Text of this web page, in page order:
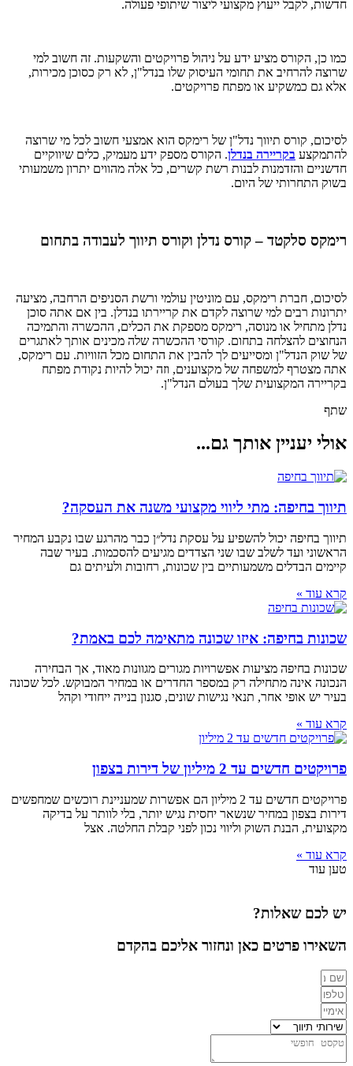
חדשות, לקבל ייעוץ מקצועי ליצור שיתופי פעולה.
כמו כן, הקורס מציע ידע על ניהול פרויקטים והשקעות. זה חשוב למי
שרוצה להרחיב את תחומי העיסוק שלו בנדל"ן, לא רק כסוכן מכירות,
אלא גם כמשקיע או מפתח פרויקטים.
לסיכום, קורס תיווך נדל"ן של רימקס הוא אמצעי חשוב לכל מי שרוצה
להתמקצע בקריירה בנדלן. הקורס מספק ידע מעמיק, כלים שיווקיים
חדשניים והזדמנות לבנות רשת קשרים, כל אלה מהווים יתרון משמעותי
בשוק התחרותי של היום.
רימקס סלקטד – קורס נדלן וקורס תיווך לעבודה בתחום
לסיכום, חברת רימקס, עם מוניטין עולמי ורשת הסניפים הרחבה, מציעה
יתרונות רבים למי שרוצה לקדם את קריירתו בנדלן. בין אם אתה סוכן
נדלן מתחיל או מנוסה, רימקס מספקת את הכלים, ההכשרה והתמיכה
הנחוצים להצלחה בתחום. קורסי ההכשרה שלה מכינים אותך לאתגרים
של שוק הנדל"ן ומסייעים לך להבין את התחום מכל הזוויות. עם רימקס,
אתה מצטרף למשפחה של מקצוענים, וזה יכול להיות נקודת מפתח
בקריירה המקצועית שלך בעולם הנדל"ן.
שתף
אולי יעניין אותך גם...
תיווך בחיפה: מתי ליווי מקצועי משנה את העסקה?
תיווך בחיפה יכול להשפיע על עסקת נדל״ן כבר מהרגע שבו נקבע המחיר
הראשוני ועד לשלב שבו שני הצדדים מגיעים להסכמות. בעיר שבה
קיימים הבדלים משמעותיים בין שכונות, רחובות ולעיתים גם
קרא עוד »
שכונות בחיפה: איזו שכונה מתאימה לכם באמת?
שכונות בחיפה מציעות אפשרויות מגורים מגוונות מאוד, אך הבחירה
הנכונה אינה מתחילה רק במספר החדרים או במחיר המבוקש. לכל שכונה
בעיר יש אופי אחר, תנאי נגישות שונים, סגנון בנייה ייחודי וקהל
קרא עוד »
פרויקטים חדשים עד 2 מיליון של דירות בצפון
פרויקטים חדשים עד 2 מיליון הם אפשרות שמעניינת רוכשים שמחפשים
דירות בצפון במחיר שנשאר יחסית נגיש יותר, בלי לוותר על בדיקה
מקצועית, הבנת השוק וליווי נכון לפני קבלת החלטה. אצל
קרא עוד »
טען עוד
יש לכם שאלות?
השאירו פרטים כאן ונחזור אליכם בהקדם